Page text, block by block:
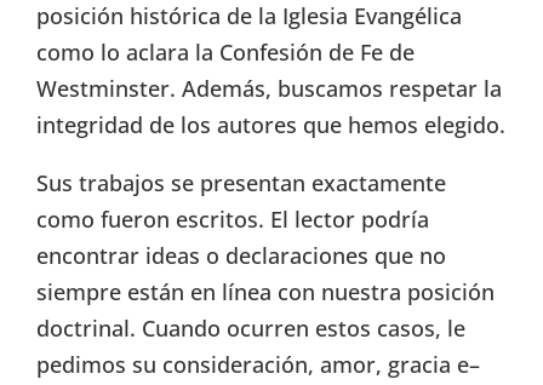
posición histórica de la Iglesia Evangélica
como lo aclara la Confesión de Fe de
Westminster. Además, buscamos respetar la
integridad de los autores que hemos elegido.
Sus trabajos se presentan exactamente
como fueron escritos. El lector podría
encontrar ideas o declaraciones que no
siempre están en línea con nuestra posición
doctrinal. Cuando ocurren estos casos, le
pedimos su consideración, amor, gracia e–